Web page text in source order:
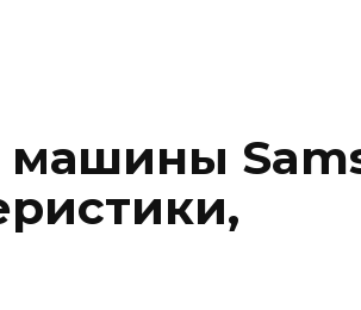
машины